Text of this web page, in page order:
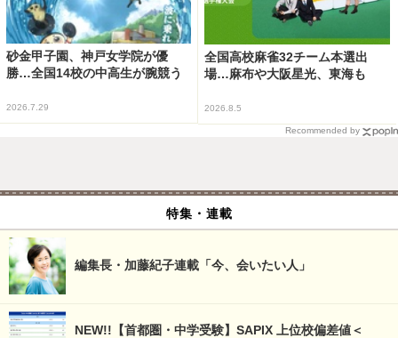
砂金甲子園、神戸女学院が優
勝…全国14校の中高生が腕競う
2026.7.29
全国高校麻雀32チーム本選出
場…麻布や大阪星光、東海も
2026.8.5
Recommended by
特集・連載
編集長・加藤紀子連載「今、会いたい人」
NEW!!【首都圏・中学受験】SAPIX 上位校偏差値＜